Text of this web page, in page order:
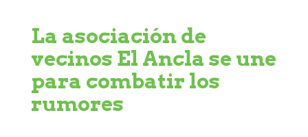
La asociación de
vecinos El Ancla se une
para combatir los
rumores